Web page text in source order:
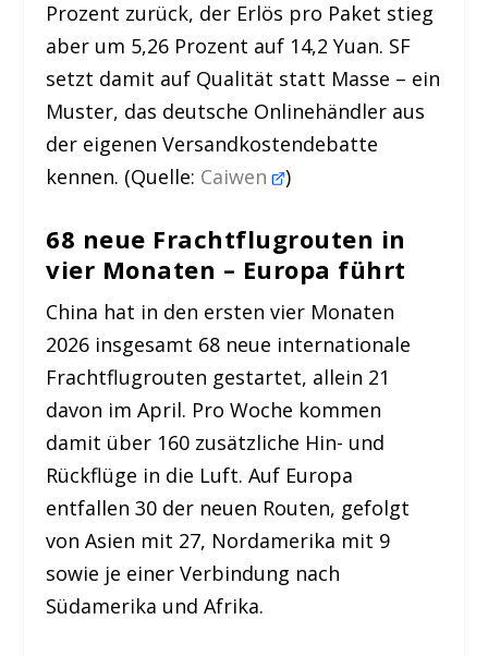
Prozent zurück, der Erlös pro Paket stieg
aber um 5,26 Prozent auf 14,2 Yuan. SF
setzt damit auf Qualität statt Masse – ein
Muster, das deutsche Onlinehändler aus
der eigenen Versandkostendebatte
kennen. (Quelle: Caiwen )
68 neue Frachtflugrouten in
vier Monaten – Europa führt
China hat in den ersten vier Monaten
2026 insgesamt 68 neue internationale
Frachtflugrouten gestartet, allein 21
davon im April. Pro Woche kommen
damit über 160 zusätzliche Hin- und
Rückflüge in die Luft. Auf Europa
entfallen 30 der neuen Routen, gefolgt
von Asien mit 27, Nordamerika mit 9
sowie je einer Verbindung nach
Südamerika und Afrika.